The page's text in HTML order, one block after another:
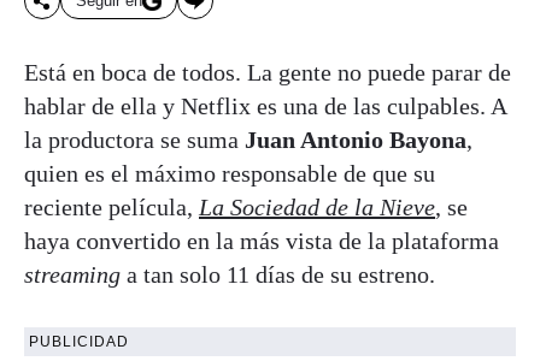
Está en boca de todos. La gente no puede parar de
hablar de ella y Netflix es una de las culpables. A
la productora se suma Juan Antonio Bayona,
quien es el máximo responsable de que su
reciente película, La Sociedad de la Nieve, se
haya convertido en la más vista de la plataforma
streaming a tan solo 11 días de su estreno.
PUBLICIDAD